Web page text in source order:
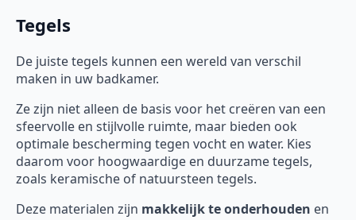
Tegels
De juiste tegels kunnen een wereld van verschil
maken in uw badkamer.
Ze zijn niet alleen de basis voor het creëren van een
sfeervolle en stijlvolle ruimte, maar bieden ook
optimale bescherming tegen vocht en water. Kies
daarom voor hoogwaardige en duurzame tegels,
zoals keramische of natuursteen tegels.
Deze materialen zijn makkelijk te onderhouden en